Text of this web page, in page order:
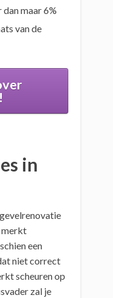
maar 6%
van de
in
merkt
een
niet correct
scheuren op
zal je